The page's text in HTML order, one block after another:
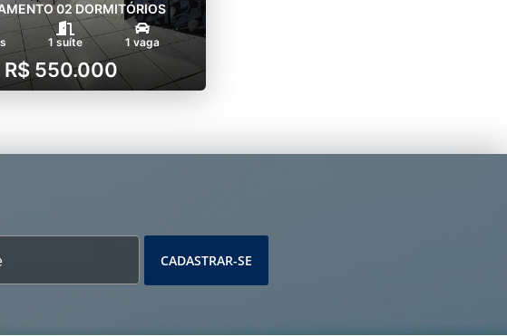
02 DORMITÓRIOS
1 suíte 1 vaga
R$ 550.000
CADASTRAR-SE